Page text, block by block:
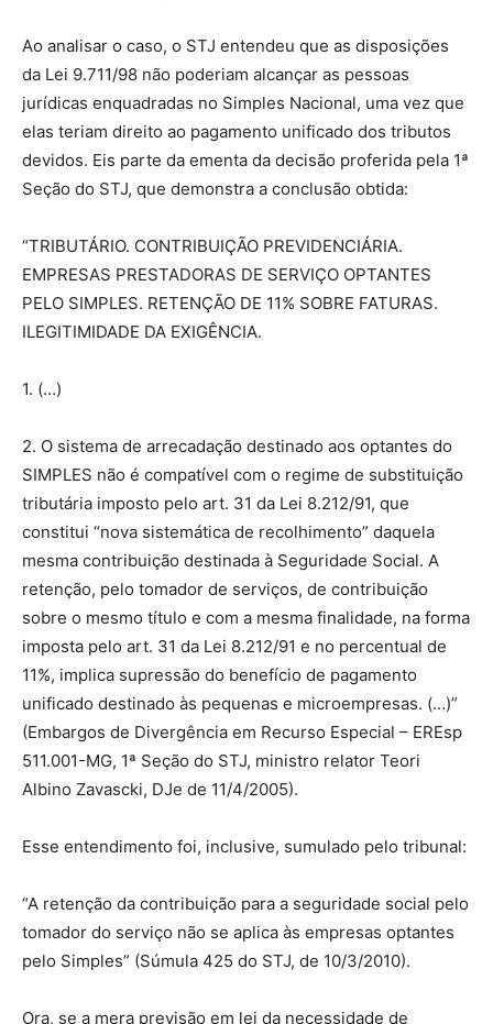
Ao analisar o caso, o STJ entendeu que as disposições
da Lei 9.711/98 não poderiam alcançar as pessoas
jurídicas enquadradas no Simples Nacional, uma vez que
elas teriam direito ao pagamento unificado dos tributos
devidos. Eis parte da ementa da decisão proferida pela 1ª
Seção do STJ, que demonstra a conclusão obtida:
“TRIBUTÁRIO. CONTRIBUIÇÃO PREVIDENCIÁRIA.
EMPRESAS PRESTADORAS DE SERVIÇO OPTANTES
PELO SIMPLES. RETENÇÃO DE 11% SOBRE FATURAS.
ILEGITIMIDADE DA EXIGÊNCIA.
1. (…)
2. O sistema de arrecadação destinado aos optantes do
SIMPLES não é compatível com o regime de substituição
tributária imposto pelo art. 31 da Lei 8.212/91, que
constitui “nova sistemática de recolhimento” daquela
mesma contribuição destinada à Seguridade Social. A
retenção, pelo tomador de serviços, de contribuição
sobre o mesmo título e com a mesma finalidade, na forma
imposta pelo art. 31 da Lei 8.212/91 e no percentual de
11%, implica supressão do benefício de pagamento
unificado destinado às pequenas e microempresas. (…)”
(Embargos de Divergência em Recurso Especial – EREsp
511.001-MG, 1ª Seção do STJ, ministro relator Teori
Albino Zavascki, DJe de 11/4/2005).
Esse entendimento foi, inclusive, sumulado pelo tribunal:
“A retenção da contribuição para a seguridade social pelo
tomador do serviço não se aplica às empresas optantes
pelo Simples” (Súmula 425 do STJ, de 10/3/2010).
Ora, se a mera previsão em lei da necessidade de